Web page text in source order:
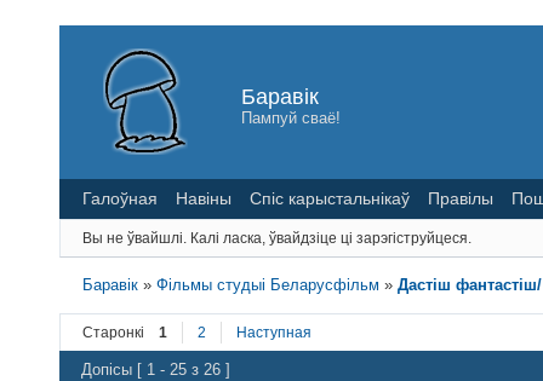
Баравік
Пампуй сваё!
Галоўная Навіны Спіс карыстальнікаў Правілы
Вы не ўвайшлі. Калі ласка, ўвайдзіце ці зарэгіструйцеся.
Баравік »Фільмы студыі Беларусфільм »Дастіш
Старонкі 1 2 Наступная
Допісы [ 1 - 25 з 26 ]